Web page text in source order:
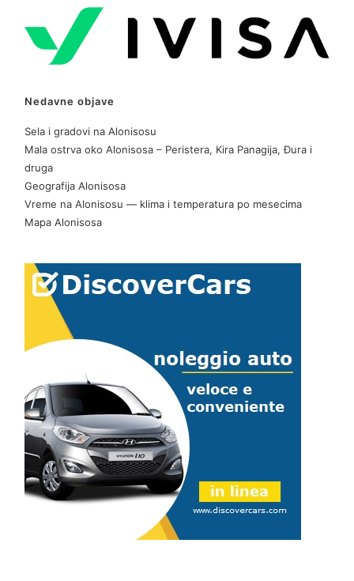
Nedavne objave
Sela i gradovi na Alonisosu
Mala ostrva oko Alonisosa – Peristera, Kira Panagija, Đura i
druga
Geografija Alonisosa
Vreme na Alonisosu — klima i temperatura po mesecima
Mapa Alonisosa